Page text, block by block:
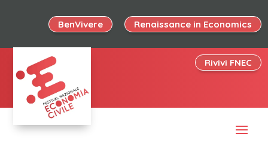
BenVivere Renaissance in Economics
Rivivi FNEC